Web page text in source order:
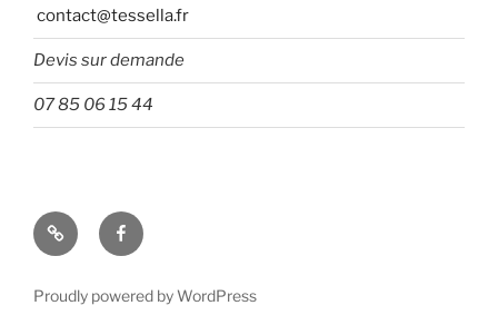
contact@tessella.fr
Devis sur demande
07 85 06 15 44
Tessella Facebook
Proudly powered by WordPress